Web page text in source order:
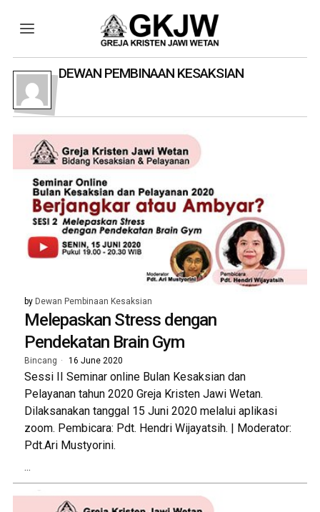
DEWAN PEMBINAAN KESAKSIAN
by Dewan Pembinaan Kesaksian
Melepaskan Stress dengan
Pendekatan Brain Gym
Bincang 16 June 2020
Sessi II Seminar online Bulan Kesaksian dan
Pelayanan tahun 2020 Greja Kristen Jawi Wetan.
Dilaksanakan tanggal 15 Juni 2020 melalui aplikasi
zoom. Pembicara: Pdt. Hendri Wijayatsih. | Moderator:
Pdt.Ari Mustyorini.
...